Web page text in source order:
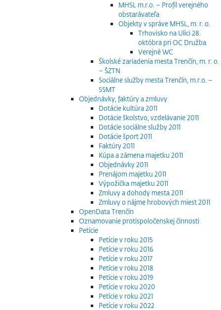
MHSL m.r.o. – Profil verejného
obstarávateľa
Objekty v správe MHSL, m. r. o.
Trhovisko na Ulici 28.
októbra pri OC Družba
Verejné WC
Školské zariadenia mesta Trenčín, m. r. o.
– ŠZTN
Sociálne služby mesta Trenčín, m.r.o. –
SSMT
Objednávky, faktúry a zmluvy
Dotácie kultúra 2011
Dotácie školstvo, vzdelávanie 2011
Dotácie sociálne služby 2011
Dotácie šport 2011
Faktúry 2011
Kúpa a zámena majetku 2011
Objednávky 2011
Prenájom majetku 2011
Výpožička majetku 2011
Zmluvy a dohody mesta 2011
Zmluvy o nájme hrobových miest 2011
OpenData Trenčín
Oznamovanie protispoločenskej činnosti
Petície
Petície v roku 2015
Petície v roku 2016
Petície v roku 2017
Petície v roku 2018
Petície v roku 2019
Petície v roku 2020
Petície v roku 2021
Petície v roku 2022